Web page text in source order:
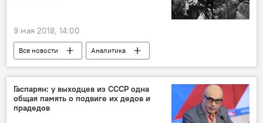
9 мая 2018, 14:00
Все новости
Аналитика
9 мая - День Победы в Великой Отечественной войне
Таджикистан
война
Великая Отечественная война (1941-1945)
Гаспарян: у выходцев из СССР одна
общая память о подвиге их дедов и
прадедов